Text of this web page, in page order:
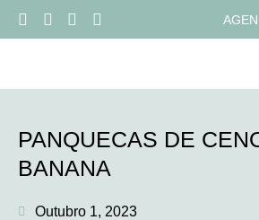
PANQUECAS DE
BANANA
Outubro 1, 2023